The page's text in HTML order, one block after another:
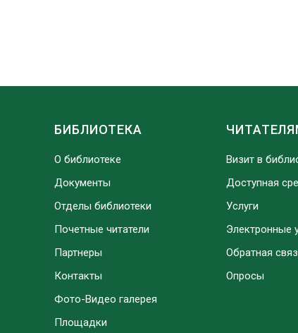
БИБЛИОТЕКА
О библиотеке
Документы
Отделы библиотеки
Почетные читатели
Партнеры
Контакты
Фото-Видео галерея
Площадки
Визит в
Доступная
Услуги
Электронные
Обратная
Опросы